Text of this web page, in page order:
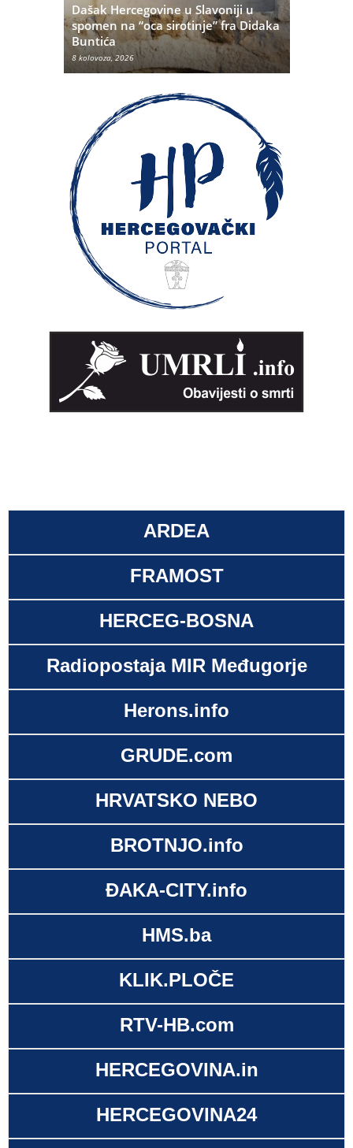
Dašak Hercegovine u Slavoniji u
spomen na “oca sirotinje” fra Didaka
Buntića
8 kolovoza, 2026
ARDEA
FRAMOST
HERCEG-BOSNA
Radiopostaja MIR Međugorje
Herons.info
GRUDE.com
HRVATSKO NEBO
BROTNJO.info
ĐAKA-CITY.info
HMS.ba
KLIK.PLOČE
RTV-HB.com
HERCEGOVINA.in
HERCEGOVINA24